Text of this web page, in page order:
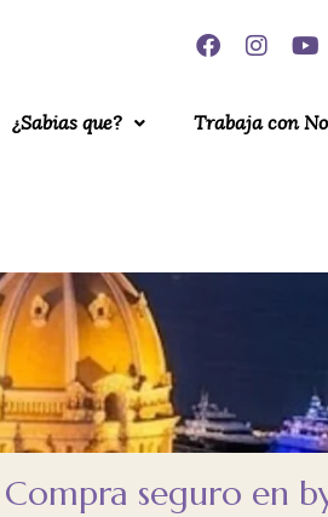
¿Sabias que? Trabaja con
Compra seguro en